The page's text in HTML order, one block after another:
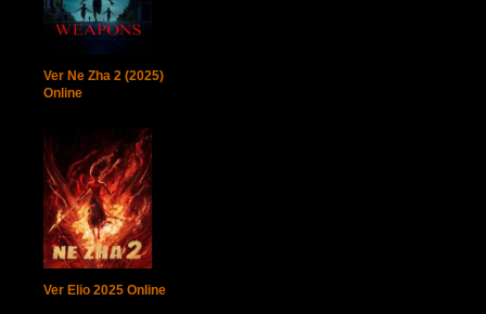
Ver Ne Zha 2 (2025)
Online
Ver Elio 2025 Online